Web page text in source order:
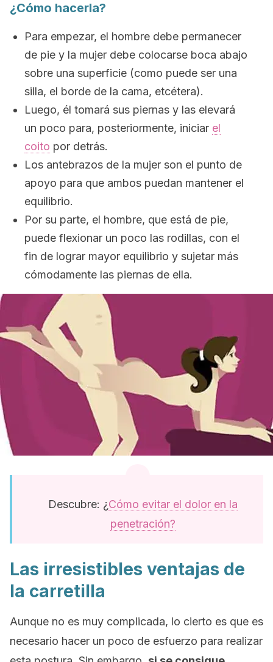
¿Cómo hacerla?
Para empezar, el hombre debe permanecer
de pie y la mujer debe colocarse boca abajo
sobre una superficie (como puede ser una
silla, el borde de la cama, etcétera).
Luego, él tomará sus piernas y las elevará
un poco para, posteriormente, iniciar el
coito por detrás.
Los antebrazos de la mujer son el punto de
apoyo para que ambos puedan mantener el
equilibrio.
Por su parte, el hombre, que está de pie,
puede flexionar un poco las rodillas, con el
fin de lograr mayor equilibrio y sujetar más
cómodamente las piernas de ella.
Descubre: ¿Cómo evitar el dolor en la
penetración?
Las irresistibles ventajas de
la carretilla
Aunque no es muy complicada, lo cierto es que es
necesario hacer un poco de esfuerzo para realizar